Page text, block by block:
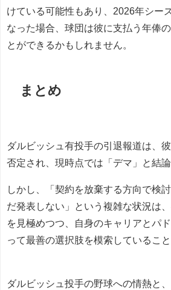
けている可能性もあり、2026年シー
なった場合、球団は彼に支払う年俸
とができるかもしれません。
まとめ
ダルビッシュ有投手の引退報道は、
否定され、現時点では「デマ」と結論
しかし、「契約を放棄する方向で検
だ発表しない」という複雑な状況は
を見極めつつ、自身のキャリアとパ
って最善の選択肢を模索しているこ
ダルビッシュ投手の野球への情熱と